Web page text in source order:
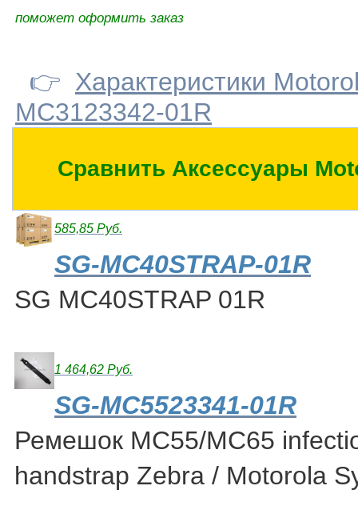
поможет оформить заказ
👉 Характеристики
MC3123342-01R
Сравнить Аксессуары
585,85 Руб.
SG-MC40STRAP-01R
SG MC40STRAP 01R
1 464,62 Руб.
SG-MC5523341-01R
Ремешок MC55/MC65
handstrap Zebra / Motorola